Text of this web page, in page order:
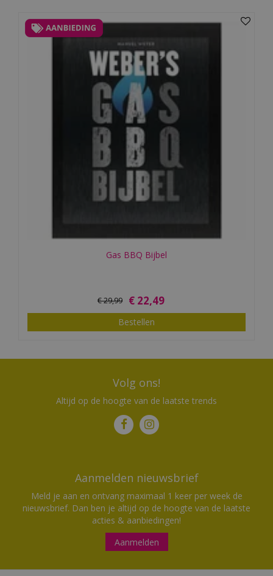
Gas BBQ Bijbel
€29,99 € 22,49
Bestellen
Volg ons!
Altijd op de hoogte van de laatste trends
Aanmelden nieuwsbrief
Meld je aan en ontvang maximaal 1 keer per week de
nieuwsbrief. Dan ben je altijd op de hoogte van de laatste
acties & aanbiedingen!
Aanmelden